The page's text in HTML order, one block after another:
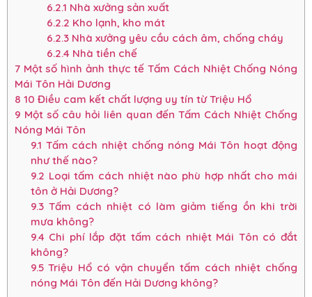
6.2.1 Nhà xưởng sản xuất
6.2.2 Kho lạnh, kho mát
6.2.3Nhà xưởng yêu cầu cách âm, chống cháy
6.2.4 Nhà tiền chế
7 Một số hình ảnh thực tế Tấm Cách Nhiệt Chống Nóng
Mái Tôn Hải Dương
8 10 Điều cam kết chất lượng uy tín từ Triệu Hổ
9 Một số câu hỏi liên quan đến Tấm Cách Nhiệt Chống
Nóng Mái Tôn
9.1 Tấm cách nhiệt chống nóng Mái Tôn hoạt động
như thế nào?
9.2 Loại tấm cách nhiệt nào phù hợp nhất cho mái
tôn ở Hải Dương?
9.3Tấm cách nhiệt có làm giảm tiếng ồn khi trời
mưa không?
9.4 Chi phí lắp đặt tấm cách nhiệt Mái Tôn có đắt
không?
9.5Triệu Hổ có vận chuyển tấm cách nhiệt chống
nóng Mái Tôn đến Hải Dương không?